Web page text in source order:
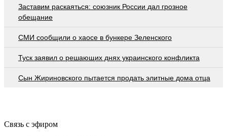
Заставим раскаяться: союзник России дал грозное
обещание
СМИ сообщили о хаосе в бункере Зеленского
Туск заявил о решающих днях украинского конфликта
Сын Жириновского пытается продать элитные дома отца
Связь с эфиром